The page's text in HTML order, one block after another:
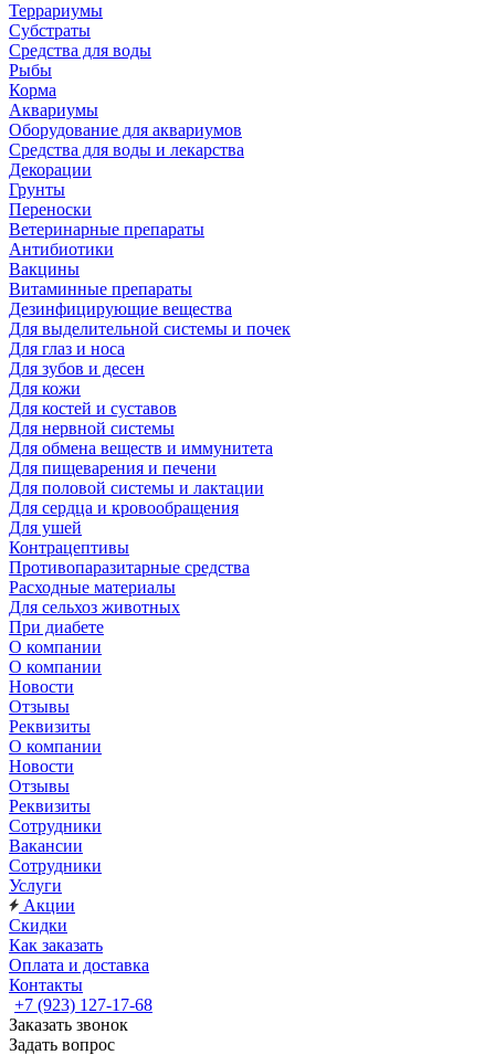
Террариумы
Субстраты
Средства для воды
Рыбы
Корма
Аквариумы
Оборудование для аквариумов
Средства для воды и лекарства
Декорации
Грунты
Переноски
Ветеринарные препараты
Антибиотики
Вакцины
Витаминные препараты
Дезинфицирующие вещества
Для выделительной системы и почек
Для глаз и носа
Для зубов и десен
Для кожи
Для костей и суставов
Для нервной системы
Для обмена веществ и иммунитета
Для пищеварения и печени
Для половой системы и лактации
Для сердца и кровообращения
Для ушей
Контрацептивы
Противопаразитарные средства
Расходные материалы
Для сельхоз животных
При диабете
О компании
О компании
Новости
Отзывы
Реквизиты
О компании
Новости
Отзывы
Реквизиты
Сотрудники
Вакансии
Сотрудники
Услуги
Акции
Скидки
Как заказать
Оплата и доставка
Контакты
+7 (923) 127-17-68
Заказать звонок
Задать вопрос